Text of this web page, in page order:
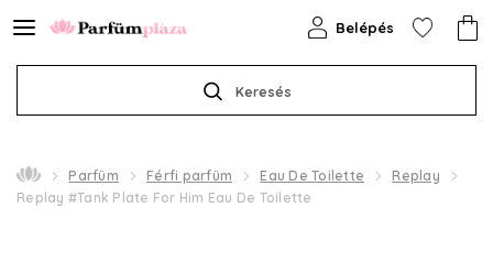
Keresés
Belépés
Parfüm Férfi parfüm Eau De Toilette
Replay
Replay #Tank Plate For Him Eau De Toilette